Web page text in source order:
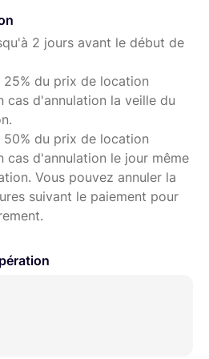
2 jours avant le début de
du prix de location
cas d'annulation la veille du
du prix de location
cas d'annulation le jour même
Vous pouvez annuler la
suivant le paiement pour